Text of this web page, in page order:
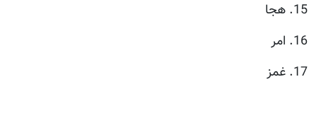
15. هجا
16. امر
17. غمز